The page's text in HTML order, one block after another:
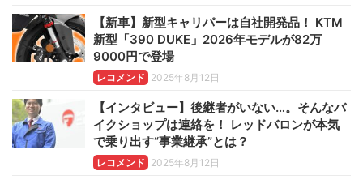
【新車】新型キャリパーは自社開発品！ KTM
新型「390 DUKE」2026年モデルが82万
9000円で登場
レコメンド 2025年8月12日
【インタビュー】後継者がいない…。そんなバ
イクショップは連絡を！ レッドバロンが本気
で乗り出す“事業継承”とは？
レコメンド 2025年8月12日